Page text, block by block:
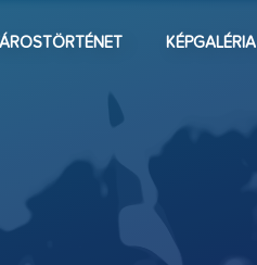
KÉPGALÉRIA